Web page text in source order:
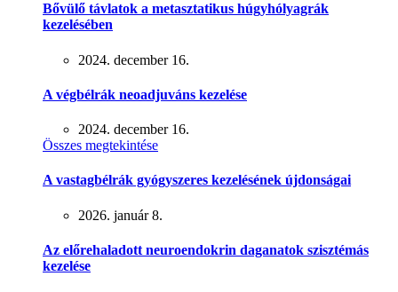
Bővülő távlatok a metasztatikus húgyhólyagrák
kezelésében
2024. december 16.
A végbélrák neoadjuváns kezelése
2024. december 16.
Összes megtekintése
A vastagbélrák gyógyszeres kezelésének újdonságai
2026. január 8.
Az előrehaladott neuroendokrin daganatok szisztémás
kezelése